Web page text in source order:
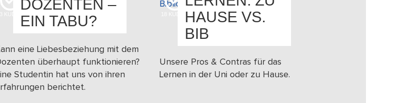
DOZENTEN –
EIN TABU?
eine Liebesbeziehung mit dem
überhaupt funktionieren?
Studentin hat uns von ihren
berichtet.
HAUSE VS.
BIB
Unsere Pros & Contras für das
Lernen in der Uni oder zu Hause.